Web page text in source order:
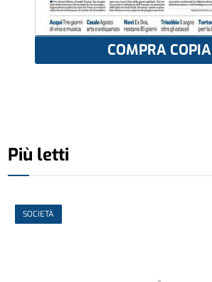
COMPRA COPIA
Più letti
SOCIETÀ